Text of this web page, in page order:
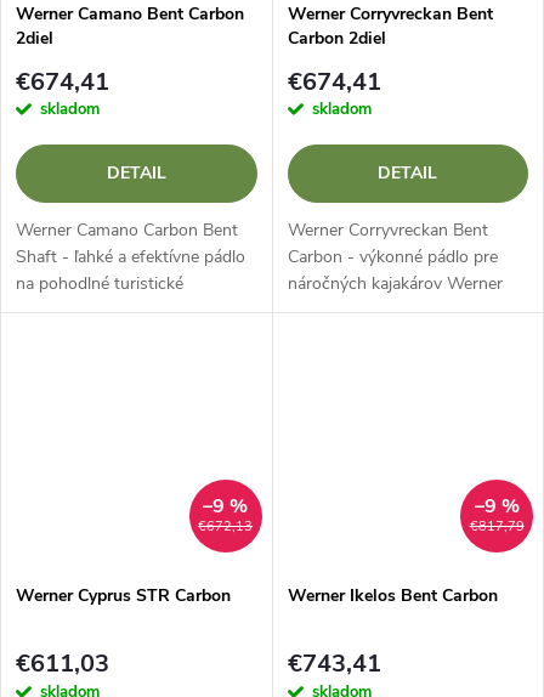
Werner Camano Bent Carbon
2diel
€674,41
skladom
DETAIL
Werner Camano Carbon Bent
Shaft - ľahké a efektívne pádlo
na pohodlné turistické
pádlovanie Werner Camano
Werner Corryvreckan Bent
Carbon 2diel
€674,41
skladom
DETAIL
Werner Corryvreckan Bent
Carbon - výkonné pádlo pre
náročných kajakárov Werner
Corryvreckan Bent Carbon je
€672,13
–9 %
Werner Cyprus STR Carbon
€611,03
skladom
€817,79
–9 %
Werner Ikelos Bent Carbon
€743,41
skladom